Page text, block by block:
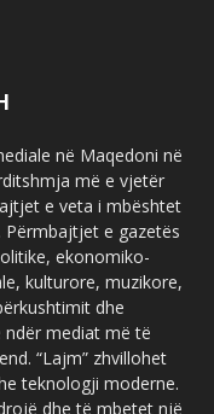
në Maqedoni në
më e vjetër
e veta i mbështet
e gazetës
ekonomiko-
kulturore, muzikore,
dhe
ndër mediat më të
“Lajm” zhvillohet
teknologji moderne.
dhe të mbetet një